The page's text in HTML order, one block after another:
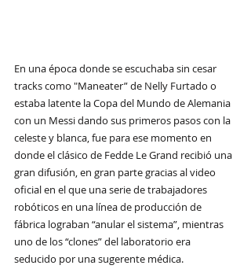
En una época donde se escuchaba sin cesar
tracks como "Maneater” de Nelly Furtado o
estaba latente la Copa del Mundo de Alemania
con un Messi dando sus primeros pasos con la
celeste y blanca, fue para ese momento en
donde el clásico de Fedde Le Grand recibió una
gran difusión, en gran parte gracias al video
oficial en el que una serie de trabajadores
robóticos en una línea de producción de
fábrica lograban “anular el sistema”, mientras
uno de los “clones” del laboratorio era
seducido por una sugerente médica.